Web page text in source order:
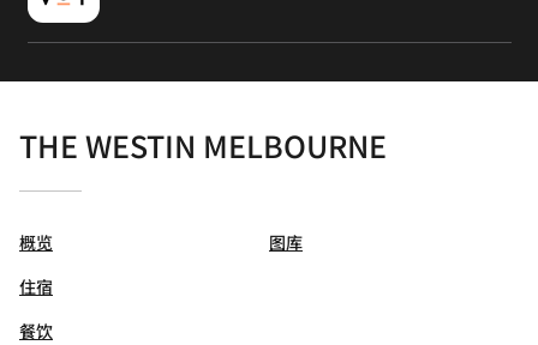
THE WESTIN MELBOURNE
概览
住宿
餐饮
图库